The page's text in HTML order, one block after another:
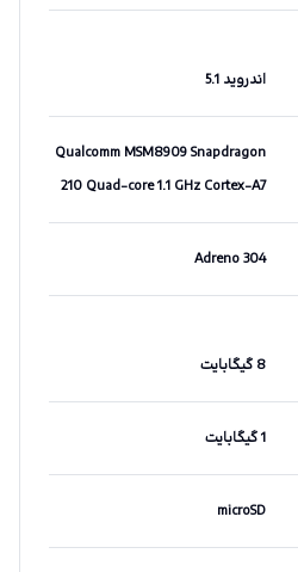
اندروید 5.1
Qualcomm MSM8909 Snapdragon
210 Quad-core 1.1 GHz Cortex-A7
Adreno 304
8 گیگابایت
1 گیگابایت
microSD